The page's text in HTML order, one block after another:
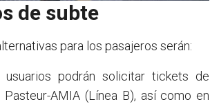
de subte
para los pasajeros serán:
podrán solicitar tickets de
AMIA (Línea B), así como en